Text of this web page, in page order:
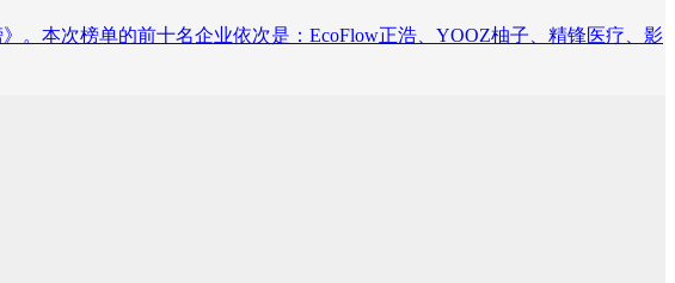
。本次榜单的前十名企业依次是：EcoFlow正浩、YOOZ柚子、精锋医疗、影